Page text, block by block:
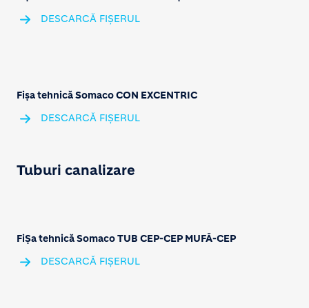
DESCARCĂ FIȘERUL
Fișa tehnică Somaco CON EXCENTRIC
DESCARCĂ FIȘERUL
Tuburi canalizare
FiȘa tehnică Somaco TUB CEP-CEP MUFĂ-CEP
DESCARCĂ FIȘERUL